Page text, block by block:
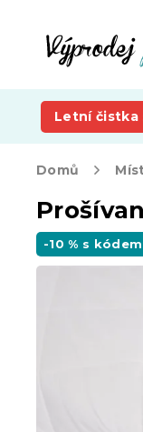
Letní čistka
Domů
-10 % s